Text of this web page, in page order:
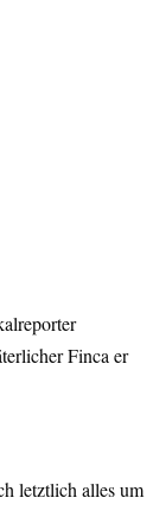
Finca er
letztlich alles um